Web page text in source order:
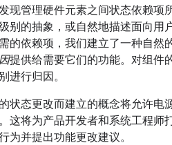
现管理硬件元素之间状态依赖
别的抽象，或自然地描述面向
的依赖项，我们建立了一种自然
提供给需要它们的功能。对组件
进行归因。
状态更改而建立的概念将允许
这将为产品开发者和系统工程
为并提出功能更改建议。